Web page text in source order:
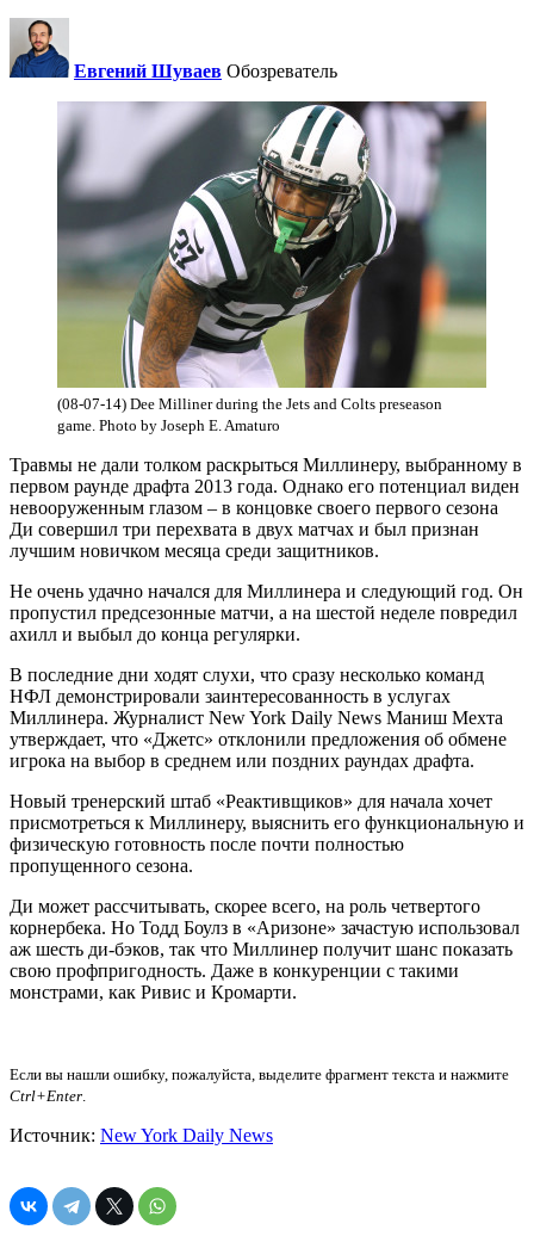
Евгений Шуваев Обозреватель
(08-07-14) Dee Milliner during the Jets and Colts preseason
game. Photo by Joseph E. Amaturo
Травмы не дали толком раскрытьcя Миллинеру, выбранному в
первом раунде драфта 2013 года. Однако его потенциал виден
невооруженным глазом – в концовке своего первого сезона
Ди совершил три перехвата в двух матчах и был признан
лучшим новичком месяца среди защитников.
Не очень удачно начался для Миллинера и следующий год. Он
пропустил предсезонные матчи, а на шестой неделе повредил
ахилл и выбыл до конца регулярки.
В последние дни ходят слухи, что сразу несколько команд
НФЛ демонстрировали заинтересованность в услугах
Миллинера. Журналист New York Daily News Маниш Мехта
утверждает, что «Джетс» отклонили предложения об обмене
игрока на выбор в среднем или поздних раундах драфта.
Новый тренерский штаб «Реактивщиков» для начала хочет
присмотреться к Миллинеру, выяснить его функциональную и
физическую готовность после почти полностью
пропущенного сезона.
Ди может рассчитывать, скорее всего, на роль четвертого
корнербека. Но Тодд Боулз в «Аризоне» зачастую использовал
аж шесть ди-бэков, так что Миллинер получит шанс показать
свою профпригодность. Даже в конкуренции с такими
монстрами, как Ривис и Кромарти.
Если вы нашли ошибку, пожалуйста, выделите фрагмент текста и нажмите
Ctrl+Enter.
Источник: New York Daily News